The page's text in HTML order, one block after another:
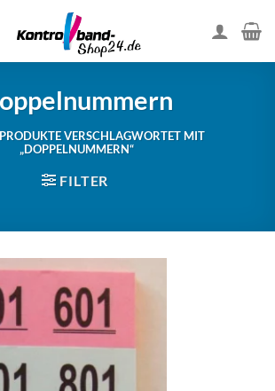
PRODUKTE VERSCHLAGWORTET MIT
„DOPPELNUMMERN“
FILTER